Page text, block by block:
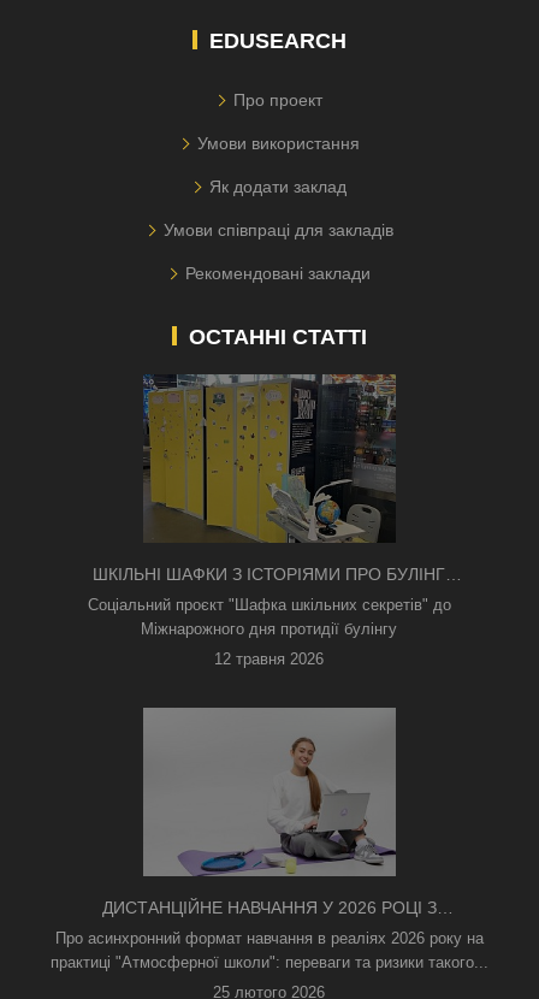
EDUSEARCH
Про проект
Умови використання
Як додати заклад
Умови співпраці для закладів
Рекомендовані заклади
ОСТАННІ СТАТТІ
ШКІЛЬНІ ШАФКИ З ІСТОРІЯМИ ПРО БУЛІНГ
З'ЯВИЛИСЯ В КИЄВІ
Соціальний проєкт "Шафка шкільних секретів" до
Міжнарожного дня протидії булінгу
12 травня 2026
ДИСТАНЦІЙНЕ НАВЧАННЯ У 2026 РОЦІ З
ТРИВОГАМИ ТА БЕЗ СВІТЛА: ЯК АСИНХРОННИЙ
ФОРМАТ РЯТУЄ ОСВІТНІЙ ПРОЦЕС
Про асинхронний формат навчання в реаліях 2026 року на
практиці "Атмосферної школи": переваги та ризики такого...
25 лютого 2026